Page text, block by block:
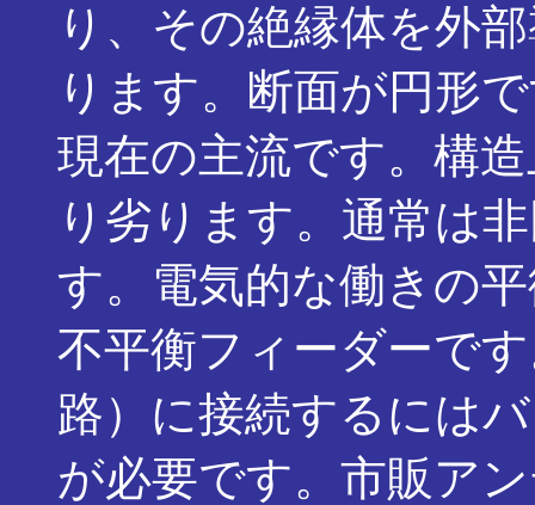
り、その絶縁体を外
ります。断面が円形
現在の主流です。構
り劣ります。通常は
す。電気的な働きの
不平衡フィーダーで
路）に接続するには
が必要です。市販ア